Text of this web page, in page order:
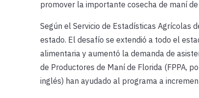
promover la importante cosecha de maní de
Según el Servicio de Estadísticas Agrícolas
estado. El desafío se extendió a todo el
alimentaria y aumentó la demanda de
de Productores de Maní de Florida (FPPA,
inglés) han ayudado al programa a